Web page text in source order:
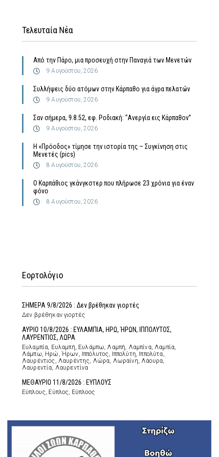
Τελευταία Νέα
Από την Πάρο, μια προσευχή στην Παναγιά των Μενετών
9 Αυγούστου, 2026
Συλλήψεις δύο ατόμων στην Κάρπαθο για άγρα πελατών
9 Αυγούστου, 2026
Σαν σήμερα, 9.8.52, εφ. Ροδιακή: “Ανεργία εις Κάρπαθον”
9 Αυγούστου, 2026
Η «Πρόοδος» τίμησε την ιστορία της – Συγκίνηση στις
Μενετές (pics)
8 Αυγούστου, 2026
Ο Καρπάθιος γκάνγκστερ που πλήρωσε 23 χρόνια για έναν
φόνο
8 Αυγούστου, 2026
Εορτολόγιο
ΣΗΜΕΡΑ 9/8/2026 : Δεν βρέθηκαν γιορτές
Δεν βρέθηκαν γιορτές
ΑΥΡΙΟ 10/8/2026 : ΕΥΛΑΜΠΙΑ, ΗΡΩ, ΉΡΩΝ, ΙΠΠΟΛΥΤΟΣ,
ΛΑΥΡΕΝΤΙΟΣ, ΛΩΡΑ
Ευλαμπία, Ευλαμπή, Ευλάμπω, Λαμπή, Λαμπίνα, Λαμπία,
Λάμπω, Ηρώ, Ήρων, Ιππόλυτος, Ιππολύτη, Ιππολύτα,
Λαυρέντιος, Λαυρέντης, Λώρα, Λωραίνη, Λάουρα,
Λαυρεντία, Λαυρεντίνα
ΜΕΘΑΥΡΙΟ 11/8/2026 : ΕΥΠΛΟΥΣ
Εύπλους, Εύπλος, Εύπλοος